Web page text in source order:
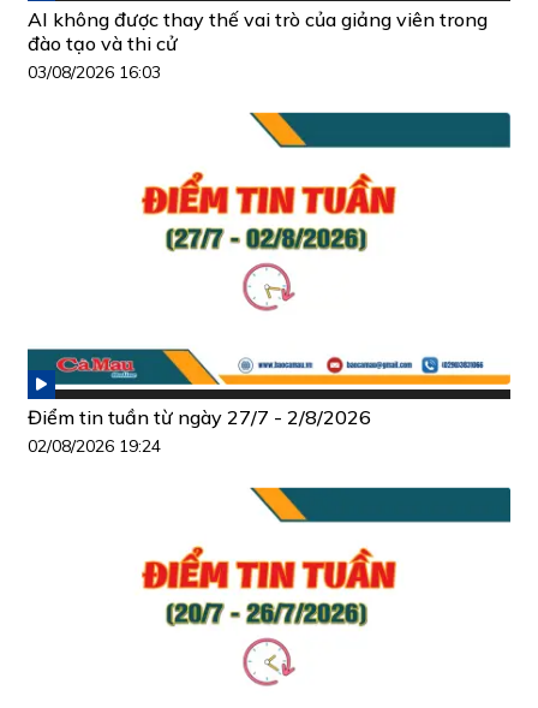
AI không được thay thế vai trò của giảng viên trong
đào tạo và thi cử
03/08/2026 16:03
Điểm tin tuần từ ngày 27/7 - 2/8/2026
02/08/2026 19:24